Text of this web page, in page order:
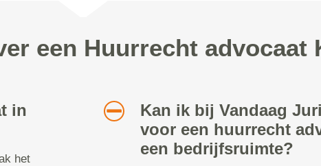
een Huurrecht advocaat
in
het
Kan ik bij Vandaag
voor een huurrecht
een bedrijfsruimte?